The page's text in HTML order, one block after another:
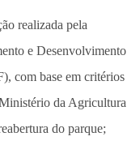
realizada pela
e Desenvolvimento
com base em critérios
da Agricultura
do parque;